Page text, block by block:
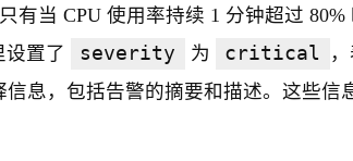
有当 CPU 使用率持续 1 分钟超过 80%
设置了 severity 为 critical
息，包括告警的摘要和描述。这些信